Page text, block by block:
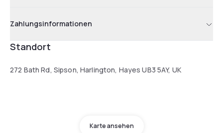
Zahlungsinformationen
Standort
272 Bath Rd, Sipson, Harlington, Hayes UB3 5AY, UK
Karte ansehen